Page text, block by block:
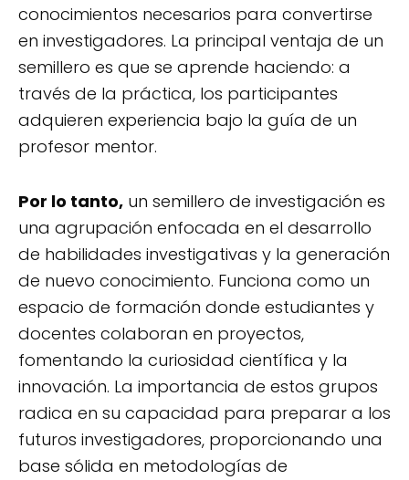
conocimientos necesarios para convertirse
en investigadores. La principal ventaja de un
semillero es que se aprende haciendo: a
través de la práctica, los participantes
adquieren experiencia bajo la guía de un
profesor mentor.
Por lo tanto, un semillero de investigación es
una agrupación enfocada en el desarrollo
de habilidades investigativas y la generación
de nuevo conocimiento. Funciona como un
espacio de formación donde estudiantes y
docentes colaboran en proyectos,
fomentando la curiosidad científica y la
innovación. La importancia de estos grupos
radica en su capacidad para preparar a los
futuros investigadores, proporcionando una
base sólida en metodologías de